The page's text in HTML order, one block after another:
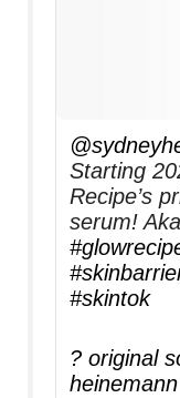
Starting
Recipe’s
serum!
#skintok
? original
heinemann